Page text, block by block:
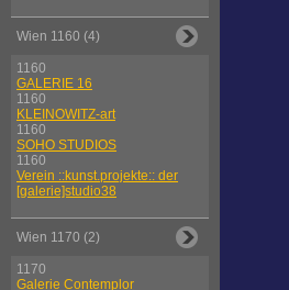
Wien 1160 (4)
1160
GALERIE 16
1160
KLEINOWITZ-art
1160
SOHO STUDIOS
1160
Verein ::kunst.projekte:: der
[galerie]studio38
Wien 1170 (2)
1170
Galerie Contemplor